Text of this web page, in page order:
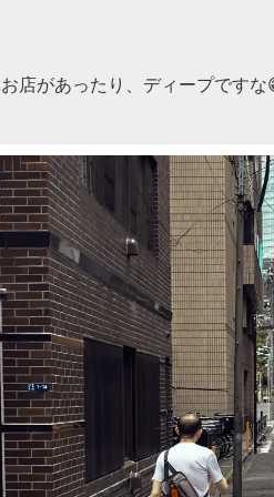
店があったり、ディープですな